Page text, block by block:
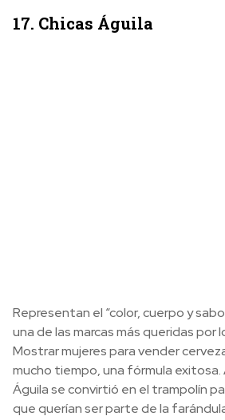
17. Chicas Águila
Representan el “color, cuerpo y
una de las marcas más queridas por
Mostrar mujeres para vender
mucho tiempo, una fórmula exitosa.
Águila se convirtió en el trampolín
que querían ser parte de la